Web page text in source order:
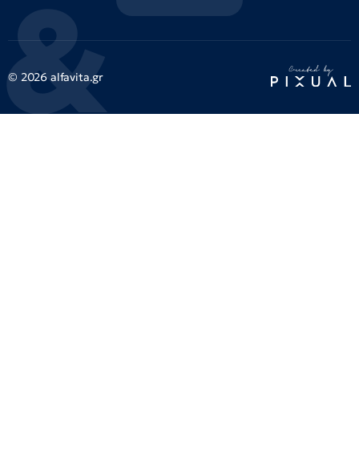
© 2026 alfavita.gr